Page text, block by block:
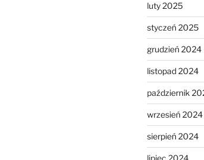
luty 2025
styczeń 2025
grudzień 2024
listopad 2024
październik
wrzesień 2024
sierpień 2024
lipiec 2024